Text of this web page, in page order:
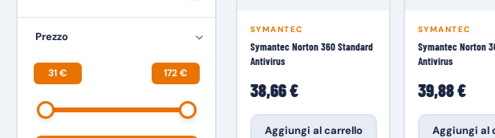
Prezzo
31 € 172 €
SYMANTEC
Symantec Norton 360 Standard
Antivirus
38,66 €
Aggiungi al carrello
SYMANTEC
Symantec Norton
Antivirus
39,88 €
Aggiungi al